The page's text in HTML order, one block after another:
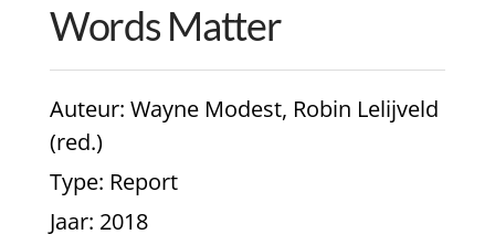
Words Matter
Auteur: Wayne Modest, Robin Lelijveld
(red.)
Type: Report
Jaar: 2018